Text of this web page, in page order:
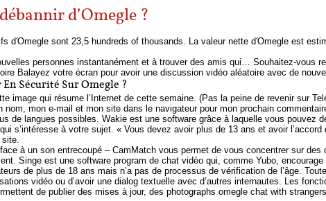
d’Omegle ?
d'Omegle sont 23,5 hundreds of thousands. La valeur nette d'Omegle est
personnes instantanément et à trouver des amis qui… Souhaitez-vous
Balayez votre écran pour avoir une discussion vidéo aléatoire avec de
Sécurité Sur Omegle ?
image qui résume l’Internet de cette semaine. (Pas la peine de revenir sur
nom, mon e-mail et mon site dans le navigateur pour mon prochain
de langues possibles. Wakie est une software grâce à laquelle vous pouvez
s’intéresse à votre sujet. « Vous devez avoir plus de 13 ans et avoir
site.
à un son entrecoupé – CamMatch vous permet de vous concentrer sur
Singe est une software program de chat vidéo qui, comme Yubo,
de plus de 18 ans mais n’a pas de processus de vérification de l’âge.
vidéo ou d’avoir une dialog textuelle avec d’autres internautes. Les
de publier des mises à jour, des photographs omegle chat with